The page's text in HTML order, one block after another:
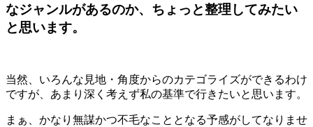
なジャンルがあるのか、ちょっと整理してみたい
と思います。
当然、いろんな見地・角度からのカテゴライズができるわけ
ですが、あまり深く考えず私の基準で行きたいと思います。
まぁ、かなり無謀かつ不毛なこととなる予感がしてなりませ